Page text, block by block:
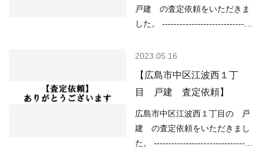
い」状況といってよいと思いま
----------------------------------------
---------------------------------- 現在
宅ローンが低金利で不動産を買
物件を探している人が多い など
の状況ですので、 「不動産売却
のやり方によっては高く売却し
やすい」状況といってよいと思
戸建 の査定依頼をいただきま
した。 -------------------------------
------ （用途地域）第二種中高層
（土砂災害）該当なし （洪水）
該当なし （高潮）該当なし
（内水）該当なし （津波）該当
なし ----------------------------------
----------------------------------------
2023.05.16
【広島市中区江波西１丁
目 戸建 査定依頼】
広島市中区江波西１丁目の 戸
建 の査定依頼をいただきまし
た。 ----------------------------------